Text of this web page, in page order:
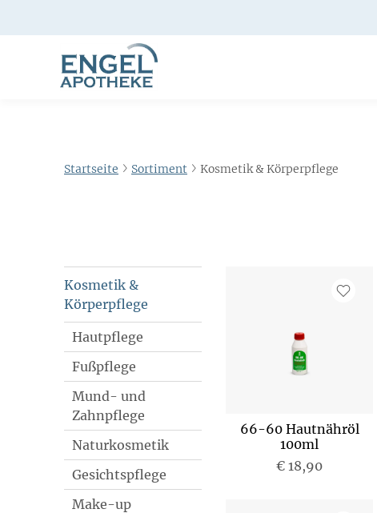
Startseite Sortiment Kosmetik & Körperpflege
Kosmetik &
Körperpflege
Hautpflege
Fußpflege
Mund- und
Zahnpflege
Naturkosmetik
Gesichtspflege
Make-up
66-60 Hautnähröl
100ml
€ 18,90